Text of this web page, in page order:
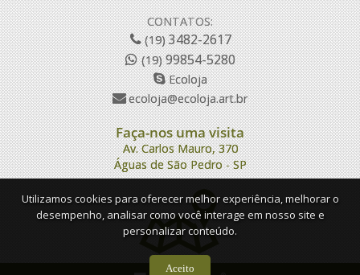
CONTATOS:
(19)3482-2617
(19)99854-5280
Ecoloja
ecoloja@ecoloja.art.br
Faça-nos uma visita
Av. Carlos Mauro, 370
Águas de São Pedro - SP
Utilizamos cookies para oferecer melhor experiência, melhorar o
desempenho, analisar como você interage em nosso site e
personalizar conteúdo.
Aceito